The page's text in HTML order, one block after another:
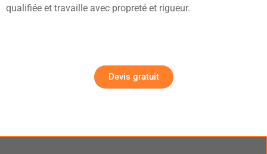
qualifiée et travaille avec propreté et rigueur.
Devis gratuit